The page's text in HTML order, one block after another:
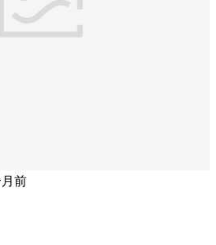
月前